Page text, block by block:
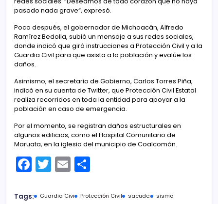
pasado nada grave”, expresó.
Poco después, el gobernador de Michoacán, Alfredo
Ramírez Bedolla, subió un mensaje a sus redes sociales,
donde indicó que giró instrucciones a Protección Civil y a la
Guardia Civil para que asista a la población y evalúe los
daños.
Asimismo, el secretario de Gobierno, Carlos Torres Piña,
indicó en su cuenta de Twitter, que Protección Civil Estatal
realiza recorridos en toda la entidad para apoyar a la
población en caso de emergencia.
Por el momento, se registran daños estructurales en
algunos edificios, como el Hospital Comunitario de
Maruata, en la iglesia del municipio de Coalcomán.
F
a
c
T
w
itt
E
m
ai m
Tags: Guardia Civi Protección Civil sacude. sismo